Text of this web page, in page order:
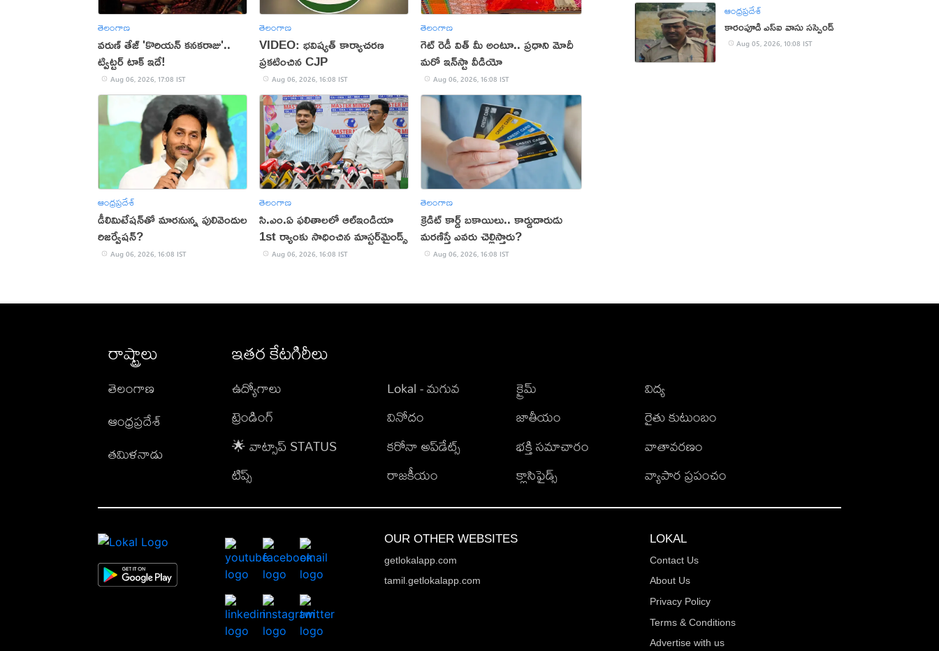
తెలంగాణ
వరుణ్ తేజ్ 'కొరియన్ కనకరాజు'..
ట్విట్టర్ టాక్ ఇదే!
Aug 06, 2026, 17:08 IST
తెలంగాణ
VIDEO: భవిష్యత్ కార్యాచరణ
ప్రకటించిన CJP
Aug 06, 2026, 16:08 IST
తెలంగాణ
గెట్ రెడీ విత్ మీ అంటూ.. ప్రధాని మోదీ
మరో ఇన్‌స్టా వీడియో
Aug 06, 2026, 16:08 IST
ఆంధ్రప్రదేశ్
డీలిమిటేషన్‌తో మారనున్న పులివెందుల
రిజర్వేషన్?
Aug 06, 2026, 16:08 IST
తెలంగాణ
సి.ఎం.ఏ ఫలితాలలో ఆల్ఇండియా
1st ర్యాంకు సాధించిన మాస్టర్‌మైండ్స్
Aug 06, 2026, 16:08 IST
తెలంగాణ
క్రెడిట్ కార్డ్ బకాయిలు.. కార్డుదారుడు
మరణిస్తే ఎవరు చెల్లిస్తారు?
Aug 06, 2026, 16:08 IST
ఆంధ్రప్రదేశ్
కారంపూడి ఎస్ఐ వాసు స‌స్పెండ్‌
Aug 05, 2026, 10:08 IST
రాష్ట్రాలు
తెలంగాణ
ఆంధ్రప్రదేశ్
తమిళనాడు
ఇతర కేటగిరీలు
ఉద్యోగాలు
ట్రెండింగ్
🌟 వాట్సాప్ STATUS
టిప్స్
Lokal - మగువ
వినోదం
కరోనా అప్‌డేట్స్
రాజకీయం
క్రైమ్
జాతీయం
భక్తి సమాచారం
క్లాసిఫైడ్స్
విద్య
రైతు కుటుంబం
వాతావరణం
వ్యాపార ప్రపంచం
OUR OTHER WEBSITES
getlokalapp.com
tamil.getlokalapp.com
LOKAL
Contact Us
About Us
Privacy Policy
Terms & Conditions
Advertise with us